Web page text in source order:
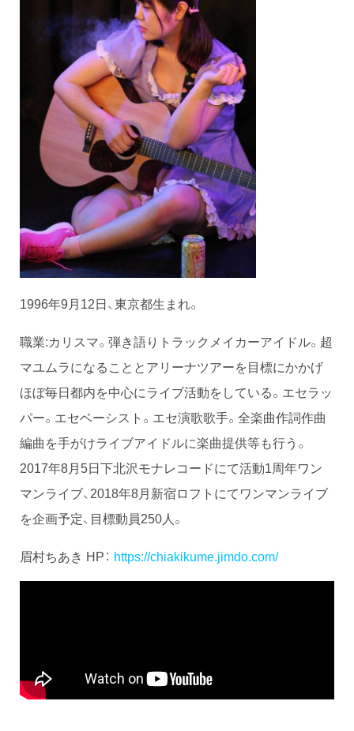
1996年9月12日、東京都生まれ。
職業:カリスマ。弾き語りトラックメイカーアイドル。超
マユムラになることとアリーナツアーを目標にかかげ
ほぼ毎日都内を中心にライブ活動をしている。エセラッ
パー。エセベーシスト。エセ演歌歌手。全楽曲作詞作曲
編曲を手がけライブアイドルに楽曲提供等も行う。
2017年8月5日下北沢モナレコードにて活動1周年ワン
マンライブ、2018年8月新宿ロフトにてワンマンライブ
を企画予定、目標動員250人。
眉村ちあき HP： https://chiakikume.jimdo.com/